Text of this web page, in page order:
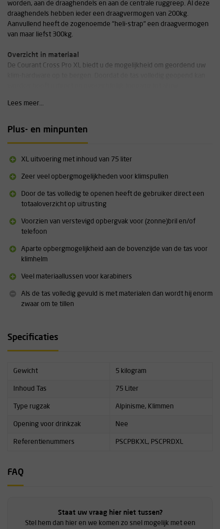
worden, aan de draaghendels en aan de centrale ruggreep. Al deze
draaghendels hebben ieder een draagvermogen van 200kg.
Aanvullend heeft de zogenoemde "heli-strap" een draagvermogen
van maar liefst 300kg.
Overzicht in materiaal
De Courant Cross Pro XL biedt u de mogelijkheid om geordend uw
De Courant Cross Pro biedt veel verschillende mogelijkheden om uw
Binnenzijde tas:
6 opbergvakken aan de zijkanten
te hoeven openen)
29 lussen voor bevestiging karabiners
2 transparante opbergvakken voor documentatie
Buitenzijde tas:
1 x speciaal opbergvak voor helm aan bovenzijde tas
1 x transparant vak voor bijvoorbeeld naamkaart
2 x opbergmogelijkheid voor bijvoorbeeld drinkfles
Mogelijkheid om aan de schouderstraps aan de voorzijde de
Deze tas wordt helaas zónder inhoud geleverd.
Lees meer...
Plus- en minpunten
XL uitvoering met inhoud van 75 liter
Zeer veel opbergmogelijkheden voor klimspullen
Door de tas volledig te openen heeft de gebruiker direct een
totaaloverzicht op uitrusting
Voorzien van verstevigd opbergvak voor (zonne)bril en/of
telefoon
Aparte opbergmogelijkheid aan de bovenzijde van de tas voor
klimhelm
Veel materiaallussen voor karabiners
Als de tas volledig gevuld is met materialen dan wordt hij enorm
zwaar om te tillen
Specificaties
Gewicht 5 kilogram
Inhoud Tas 75 Liter
Type rugzak Alpinisme, Klimmen
Opening voor drinkzak Nee
Referentienummers PSCPBKXL, PSCPRDXL
FAQ
Staat uw vraag hier niet tussen?
Stel hem dan hier en we komen zo snel mogelijk met een